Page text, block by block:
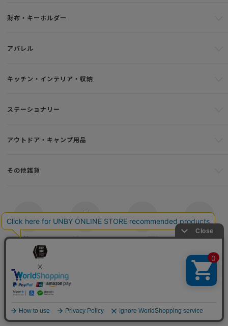
財布・キーホルダー
アパレル
キッチン・インテリア・収納
ステーショナリー
アウトドア・キャンプ用品
その他雑貨
店舗一覧 ご利用ガイド よくある質問 お問い合わせ
バッグ・アウトドア・キャンプ用品の通販